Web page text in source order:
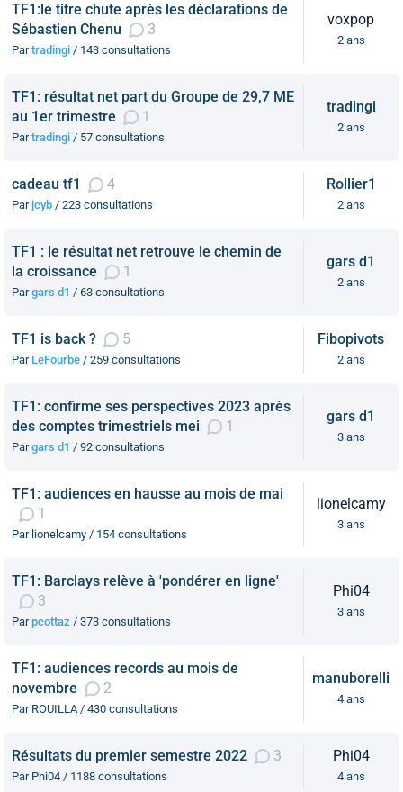
TF1:le titre chute après les déclarations de
Sébastien Chenu
3
Partradingi / 143 consultations
voxpop
2 ans
TF1: résultat net part du Groupe de 29,7 ME
au 1er trimestre
1
Partradingi / 57 consultations
tradingi
2 ans
cadeau tf1 4
Parjcyb / 223 consultations
Rollier1
2 ans
TF1 : le résultat net retrouve le chemin de
la croissance
1
Pargars d1 / 63 consultations
gars d1
2 ans
TF1 is back ? 5
Par LeFourbe / 259 consultations
Fibopivots
2 ans
TF1: confirme ses perspectives 2023 après
des comptes trimestriels mei
1
Pargars d1 / 92 consultations
gars d1
3 ans
TF1: audiences en hausse au mois de mai
1
Par lionelcamy / 154 consultations
lionelcamy
3 ans
TF1: Barclays relève à 'pondérer en ligne'
3
Parpcottaz / 373 consultations
Phi04
3 ans
TF1: audiences records au mois de
novembre
2
Par ROUILLA / 430 consultations
manuborelli
4 ans
Résultats du premier semestre 2022 3
Par Phi04 / 1188 consultations
Phi04
4 ans